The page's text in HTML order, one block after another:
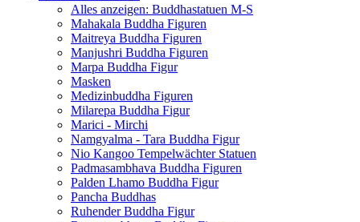
Alles anzeigen: Buddhastatuen M-S
Mahakala Buddha Figuren
Maitreya Buddha Figuren
Manjushri Buddha Figuren
Marpa Buddha Figur
Masken
Medizinbuddha Figuren
Milarepa Buddha Figur
Marici - Mirchi
Namgyalma - Tara Buddha Figur
Nio Kangoo Tempelwächter Statuen
Padmasambhava Buddha Figuren
Palden Lhamo Buddha Figur
Pancha Buddhas
Ruhender Buddha Figur